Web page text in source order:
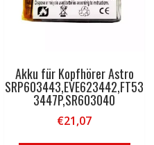
Akku für Kopfhörer Astro
SRP603443,EVE623442,FT53
3447P,SR603040
€21,07